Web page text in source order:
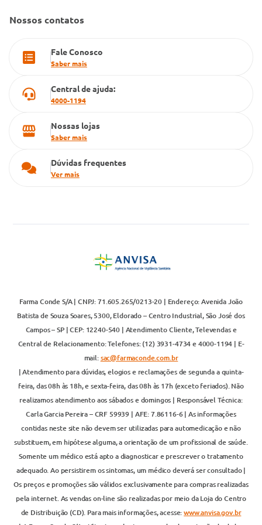
Cartão Grupo Conde
Nossos contatos
Fale Conosco
Saber mais
Central de ajuda:
4000-1194
Nossas lojas
Saber mais
Dúvidas frequentes
Ver mais
Farma Conde S/A | CNPJ: 71.605.265/0213-20 | Endereço: Avenida João
Batista de Souza Soares, 5300, Eldorado – Centro Industrial, São José dos
Campos – SP | CEP: 12240-540 | Atendimento Cliente, Televendas e
Central de Relacionamento: Telefones: (12) 3931-4734 e 4000-1194 | E-
mail:sac@farmaconde.com.br
| Atendimento para dúvidas, elogios e reclamações de segunda a quinta-
feira, das 08h às 18h, e sexta-feira, das 08h às 17h (exceto feriados). Não
realizamos atendimento aos sábados e domingos | Responsável Técnica:
Carla Garcia Pereira – CRF 59939 | AFE: 7.86116-6 | As informações
contidas neste site não devem ser utilizadas para automedicação e não
substituem, em hipótese alguma, a orientação de um profissional de saúde.
Somente um médico está apto a diagnosticar e prescrever o tratamento
adequado. Ao persistirem os sintomas, um médico deverá ser consultado |
Os preços e promoções são válidos exclusivamente para compras realizadas
pela internet. As vendas on-line são realizadas por meio da Loja do Centro
de Distribuição (CD). Para mais informações, acesse:www.anvisa.gov.br